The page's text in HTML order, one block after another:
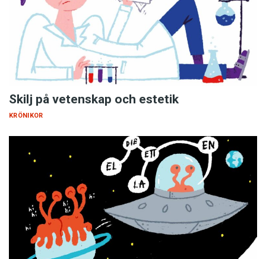
Skilj på vetenskap och estetik
KRÖNIKOR